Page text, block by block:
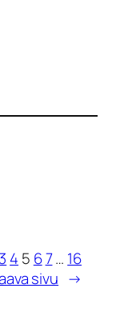
3 4 5 67… 16
sivu →